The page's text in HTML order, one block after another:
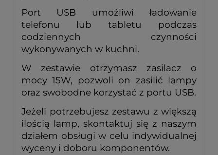
Port USB umożliwi ładowanie
telefonu lub tabletu podczas
codziennych czynności
wykonywanych w kuchni.
W zestawie otrzymasz zasilacz o
mocy 15W, pozwoli on zasilić lampy
oraz swobodne korzystać z portu USB.
Jeżeli potrzebujesz zestawu z większą
ilością lamp, skontaktuj się z naszym
działem obsługi w celu indywidualnej
wyceny i doboru komponentów.